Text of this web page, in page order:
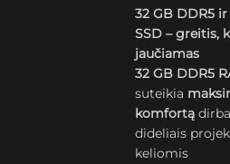
32 GB DDR5 ir
SSD – greitis,
jaučiamas
32 GB DDR5
suteikia
komfortą
dideliais
keliomis